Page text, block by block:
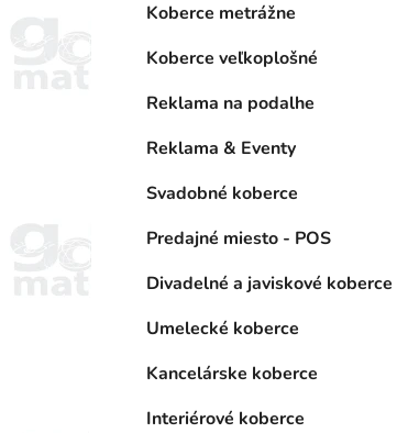
Koberce metrážne
Koberce veľkoplošné
Reklama na podalhe
Reklama & Eventy
Svadobné koberce
Predajné miesto - POS
Divadelné a javiskové koberce
Umelecké koberce
Kancelárske koberce
Interiérové koberce